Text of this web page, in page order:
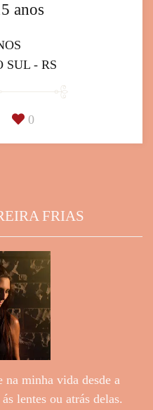
anos
SUL - RS
0
FRIAS
na minha vida desde a
lentes ou atrás delas.